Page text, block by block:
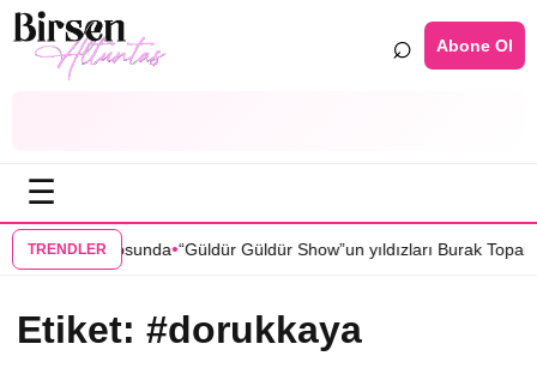
⌕ Abone Ol
☰
TRENDLER
dizisi kadrosunda•“Güldür Güldür Show”un yıldızları Burak
Etiket: #dorukkaya